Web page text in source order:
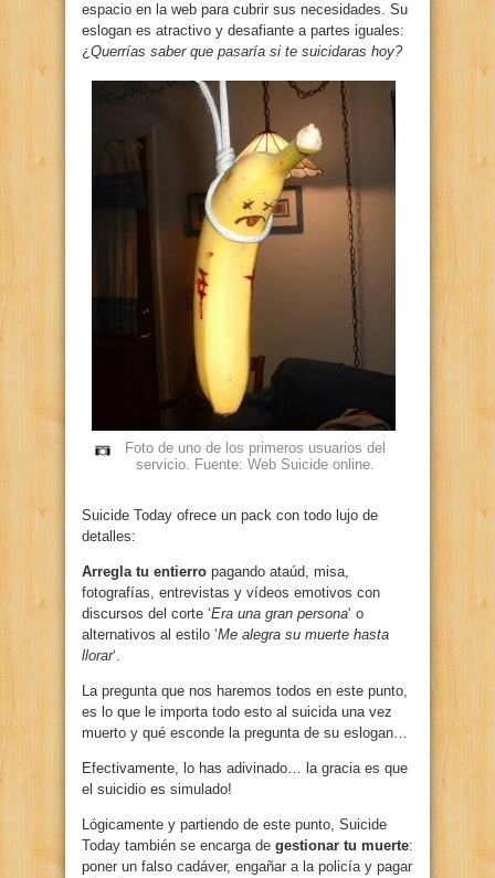
espacio en la web para cubrir sus necesidades. Su
eslogan es atractivo y desafiante a partes iguales:
¿ Querrías saber que pasaría si te suicidaras hoy?
Foto de uno de los primeros usuarios del
servicio. Fuente: Web Suicide online.
Suicide Today ofrece un pack con todo lujo de
detalles:
Arregla tu entierro pagando ataúd, misa,
fotografías, entrevistas y vídeos emotivos con
discursos del corte ‘Era una gran persona‘ o
alternativos al estilo ‘Me alegra su muerte hasta
llorar‘.
La pregunta que nos haremos todos en este punto,
es lo que le importa todo esto al suicida una vez
muerto y qué esconde la pregunta de su eslogan…
Efectivamente, lo has adivinado… la gracia es que
el suicidio es simulado!
Lógicamente y partiendo de este punto, Suicide
Today también se encarga de gestionar tu muerte:
poner un falso cadáver, engañar a la policía y pagar